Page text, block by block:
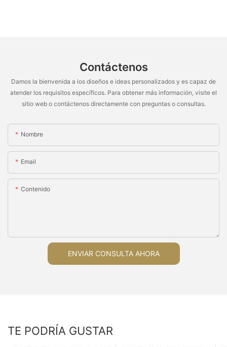
Contáctenos
Damos la bienvenida a los diseños e ideas personalizados y es capaz de
atender los requisitos específicos. Para obtener más información, visite el
sitio web o contáctenos directamente con preguntas o consultas.
Nombre
Email
Contenido
ENVIAR CONSULTA AHORA
TE PODRÍA GUSTAR